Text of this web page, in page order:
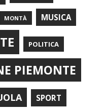
MONTÀ MUSICA
POLITICA
PIEMONTE
SPORT